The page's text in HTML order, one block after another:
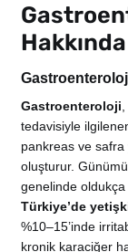
Gastroenteroloji
tedavisiyle
pankreas ve safra
oluşturur.
genelinde oldukça
Türkiye’de
%10–15’inde
kronik karaciğer